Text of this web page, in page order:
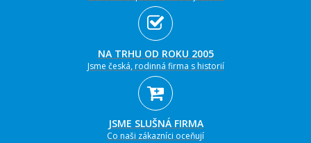
NA TRHU OD ROKU 2005
Jsme česká, rodinná firma s historií
JSME SLUŠNÁ FIRMA
Co naši zákazníci oceňují